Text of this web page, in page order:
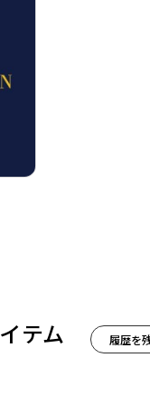
テム 履歴を